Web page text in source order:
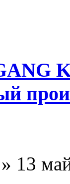
» 13